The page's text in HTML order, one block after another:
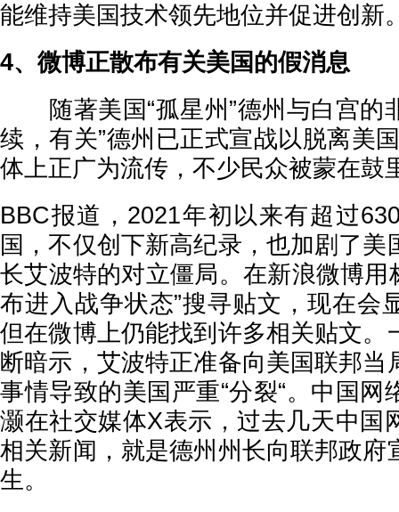
能维持美国技术领先地位并促进创新
4、微博正散布有关美国的假消息
随著美国“孤星州”德州与白宫的
续，有关”德州已正式宣战以脱离美
体上正广为流传，不少民众被蒙在鼓
BBC报道，2021年初以来有超过
国，不仅创下新高纪录，也加剧了美
长艾波特的对立僵局。在新浪微博用
布进入战争状态”搜寻贴文，现在会
但在微博上仍能找到许多相关贴文。
断暗示，艾波特正准备向美国联邦当
事情导致的美国严重“分裂“。中国网
灏在社交媒体X表示，过去几天中国
相关新闻，就是德州州长向联邦政府
生。